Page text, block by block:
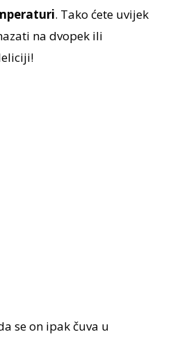
. Tako ćete uvijek
na dvopek ili
se on ipak čuva u